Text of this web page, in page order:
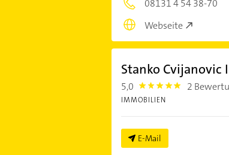
08131 4 54 38-70
Webseite
Stanko Cvijanovic
5,0 5.0 2
IMMOBILIEN
E-Mail